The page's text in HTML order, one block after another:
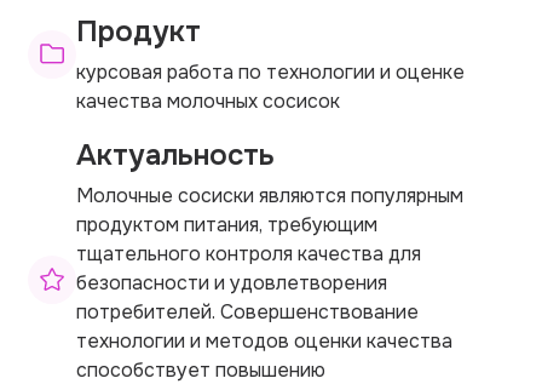
Продукт
курсовая работа по технологии и оценке
качества молочных сосисок
Актуальность
Молочные сосиски являются популярным
продуктом питания, требующим
тщательного контроля качества для
безопасности и удовлетворения
потребителей. Совершенствование
технологии и методов оценки качества
способствует повышению